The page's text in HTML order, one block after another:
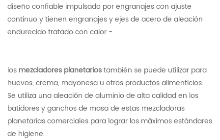
diseño confiable impulsado por engranajes con ajuste
continuo y tienen engranajes y ejes de acero de aleación
endurecido tratado con calor -
los mezcladores planetariostambién se puede utilizar para
huevos, crema, mayonesa u otros productos alimenticios.
Se utiliza una aleación de aluminio de alta calidad en los
batidores y ganchos de masa de estas mezcladoras
planetarias comerciales para lograr los máximos estándares
de higiene.